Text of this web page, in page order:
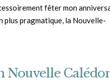
fêter mon
plus pragmatique, la Nouvelle-